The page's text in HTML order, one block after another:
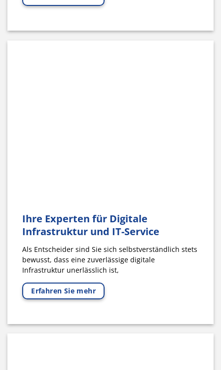
Ihre Experten für Digitale
Infrastruktur und IT-Service
Als Entscheider sind Sie sich selbstverständlich stets
bewusst, dass eine zuverlässige digitale
Infrastruktur unerlässlich ist,
Erfahren Sie mehr